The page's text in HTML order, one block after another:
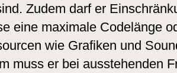
Zudem darf er
eine maximale Codelänge
wie Grafiken und
muss er bei ausstehenden